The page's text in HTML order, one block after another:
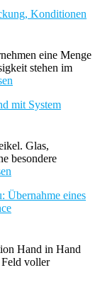
Konditionen
eine Menge
stehen im
mit System
Glas,
besondere
Übernahme eines
Hand in Hand
Feld voller